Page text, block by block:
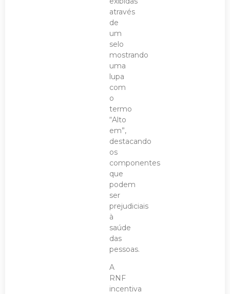
através
de
um
selo
mostrando
uma
lupa
com
o
termo
“Alto
em”,
destacando
os
componentes
que
podem
ser
prejudiciais
à
saúde
das
pessoas.
A
RNF
incentiva